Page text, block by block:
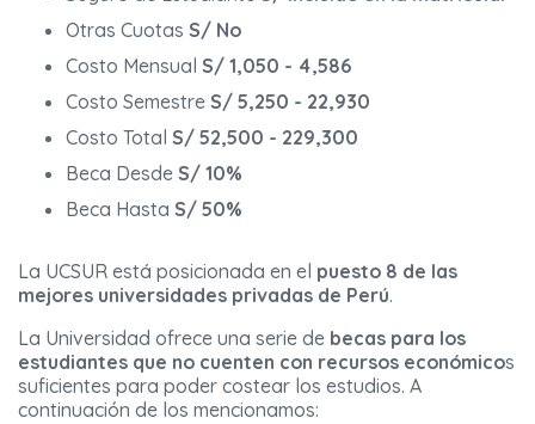
Otras Cuotas S/ No
Costo Mensual S/ 1,050 - 4,586
Costo Semestre S/ 5,250 - 22,930
Costo Total S/ 52,500 - 229,300
Beca Desde S/ 10%
Beca Hasta S/ 50%
La UCSUR está posicionada en el puesto 8 de las
mejores universidades privadas de Perú.
La Universidad ofrece una serie de becas para los
estudiantes que no cuenten con recursos económicos
suficientes para poder costear los estudios. A
continuación de los mencionamos: